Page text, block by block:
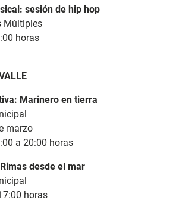
sesión de hip hop
Múltiples
horas
Marinero en tierra
marzo
a 20:00 horas
desde el mar
horas